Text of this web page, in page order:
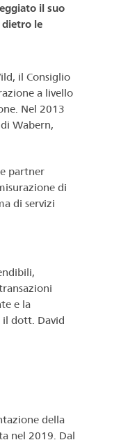
il suo
le
il Consiglio
a livello
Nel 2013
Wabern,
partner
di
di servizi
e la
il dott. David
della
nel 2019. Dal